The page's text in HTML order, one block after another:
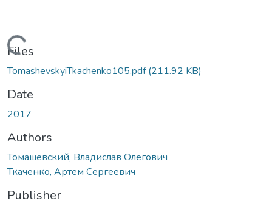
Loading...
Files
TomashevskyiTkachenko105.pdf(211.92 KB)
Date
2017
Authors
Томашевский, Владислав Олегович
Ткаченко, Артем Сергеевич
Publisher